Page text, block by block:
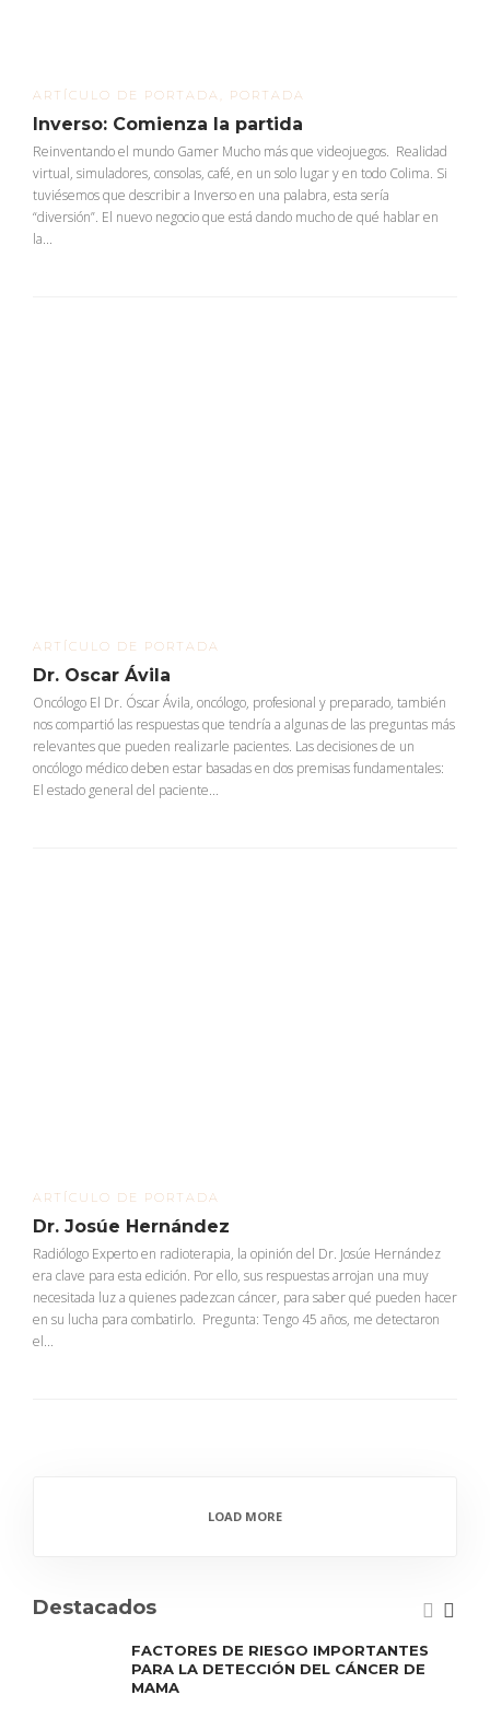
ARTÍCULO DE PORTADA PORTADA
Inverso: Comienza la partida
Reinventando el mundo Gamer Mucho más que videojuegos. Realidad
virtual, simuladores, consolas, café, en un solo lugar y en todo Colima. Si
tuviésemos que describir a Inverso en una palabra, esta sería
“diversión”. El nuevo negocio que está dando mucho de qué hablar en
la...
ARTÍCULO DE PORTADA
Dr. Oscar Ávila
Oncólogo El Dr. Óscar Ávila, oncólogo, profesional y preparado, también
nos compartió las respuestas que tendría a algunas de las preguntas más
relevantes que pueden realizarle pacientes. Las decisiones de un
oncólogo médico deben estar basadas en dos premisas fundamentales:
El estado general del paciente...
ARTÍCULO DE PORTADA
Dr. Josúe Hernández
Radiólogo Experto en radioterapia, la opinión del Dr. Josúe Hernández
era clave para esta edición. Por ello, sus respuestas arrojan una muy
necesitada luz a quienes padezcan cáncer, para saber qué pueden hacer
en su lucha para combatirlo. Pregunta: Tengo 45 años, me detectaron
el...
LOAD MORE
Destacados
FACTORES DE RIESGO IMPORTANTES
PARA LA DETECCIÓN DEL CÁNCER DE
MAMA